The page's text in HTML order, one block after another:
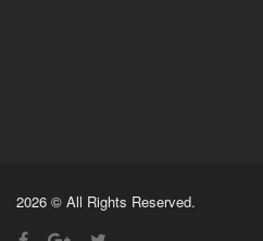
2026 © All Rights Reserved.